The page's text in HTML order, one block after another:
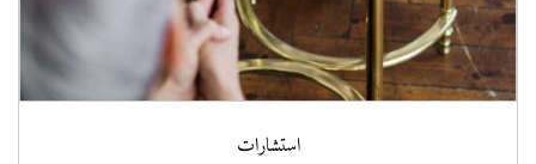
استشارات